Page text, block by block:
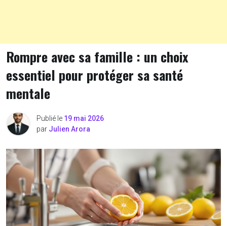
Rompre avec sa famille : un choix
essentiel pour protéger sa santé
mentale
Publié le 19 mai 2026
par Julien Arora